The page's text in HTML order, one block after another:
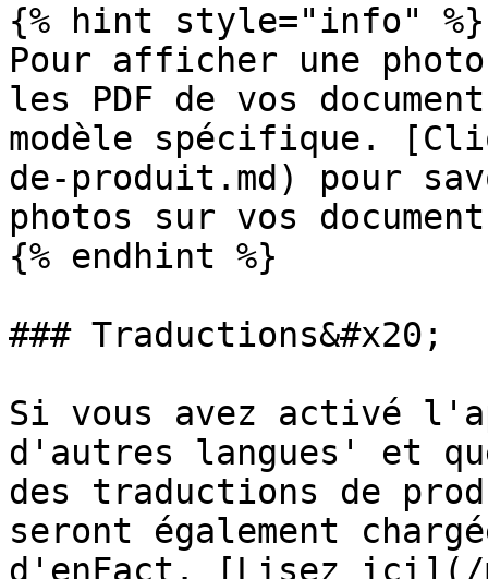
{% hint style="info" %}
Pour afficher une
les PDF de vos
modèle spécifique.
de-produit.md) pour
photos sur vos
{% endhint %}
### Traductions&#x20;
Si vous avez activé
d'autres langues' et
des traductions de
seront également
d'enFact. [Lisez ici](/